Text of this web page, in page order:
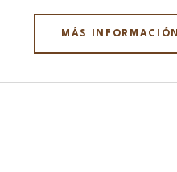
MÁS INFORMACIÓN